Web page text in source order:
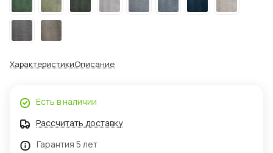
ХарактеристикиОписание
Есть в наличии
Рассчитать доставку
Гарантия 5 лет